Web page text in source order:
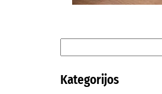
e
a
r
Kategorijos